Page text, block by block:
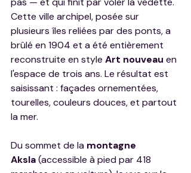
Cette ville archipel, posée sur
plusieurs îles reliées par des ponts, a
brûlé en 1904 et a été entièrement
reconstruite en style Art nouveau en
l'espace de trois ans. Le résultat est
saisissant : façades ornementées,
tourelles, couleurs douces, et partout
la mer.
Du sommet de la montagne
Aksla (accessible à pied par 418